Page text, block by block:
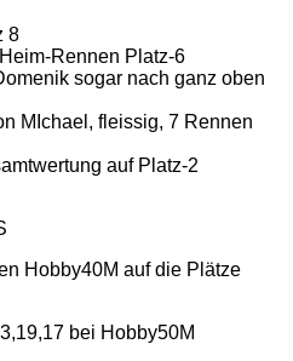
8
Rennen Platz-6
sogar nach ganz oben
MIchael, fleissig, 7 Rennen
auf Platz-2
Hobby40M auf die Plätze
bei Hobby50M